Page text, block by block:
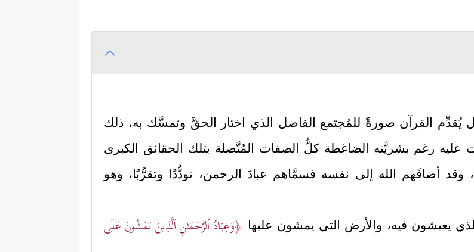
يُقدِّم القرآن صورةً للمُجتمع الفاضل الذي اختار الحقَّ وتمسَّك به، ذلك
عليه رغم بشريَّته الضاغطة كلُّ الصفات المُتَّصلة بتلك الحقائق الكبرى
أضافَهم الله إلى نفسه فسمَّاهم عبادَ الرحمن، تودُّدًا وتقرُّبًا، وهو
الذي يعيشون فيه، والأرض التي يمشون عليها ﴿وَعِبَادُ ٱلرَّحۡمَـٰنِ ٱلَّذِینَ یَمۡشُونَ عَلَى